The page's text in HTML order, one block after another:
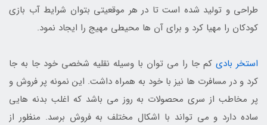
طراحی و تولید شده است تا در هر موقعیتی بتوان شرایط آب بازی
کودکان را مهیا کرد و برای آن ها محیطی مهیج را ایجاد نمود.
استخر بادی کم جا را می توان با وسیله نقلیه شخصی خود جا به جا
کرد و در مسافرت ها نیز با خود به همراه داشت. این نمونه پر فروش و
پر مخاطب از سری محصولات به روز می باشد که اغلب بدنه هایی
ساده دارد و می تواند با اشکال مختلف به فروش برسد. منظور از